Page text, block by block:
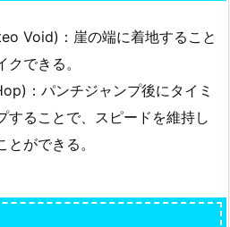
Void)：崖の端に着地すること
できる。
：パンチジャンプ後にタイミ
することで、スピードを維持し
ができる。